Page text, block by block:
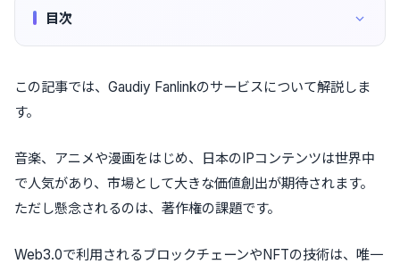
目次
この記事では、Gaudiy Fanlinkのサービスについて解説しま
す。
音楽、アニメや漫画をはじめ、日本のIPコンテンツは世界中
で人気があり、市場として大きな価値創出が期待されます。
ただし懸念されるのは、著作権の課題です。
Web3.0で利用されるブロックチェーンやNFTの技術は、唯一